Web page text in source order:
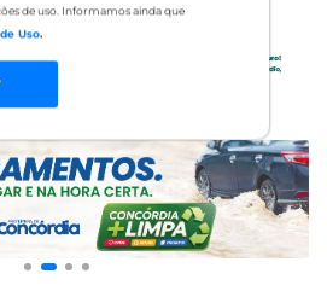
de uso. Informamos ainda que
Uso.